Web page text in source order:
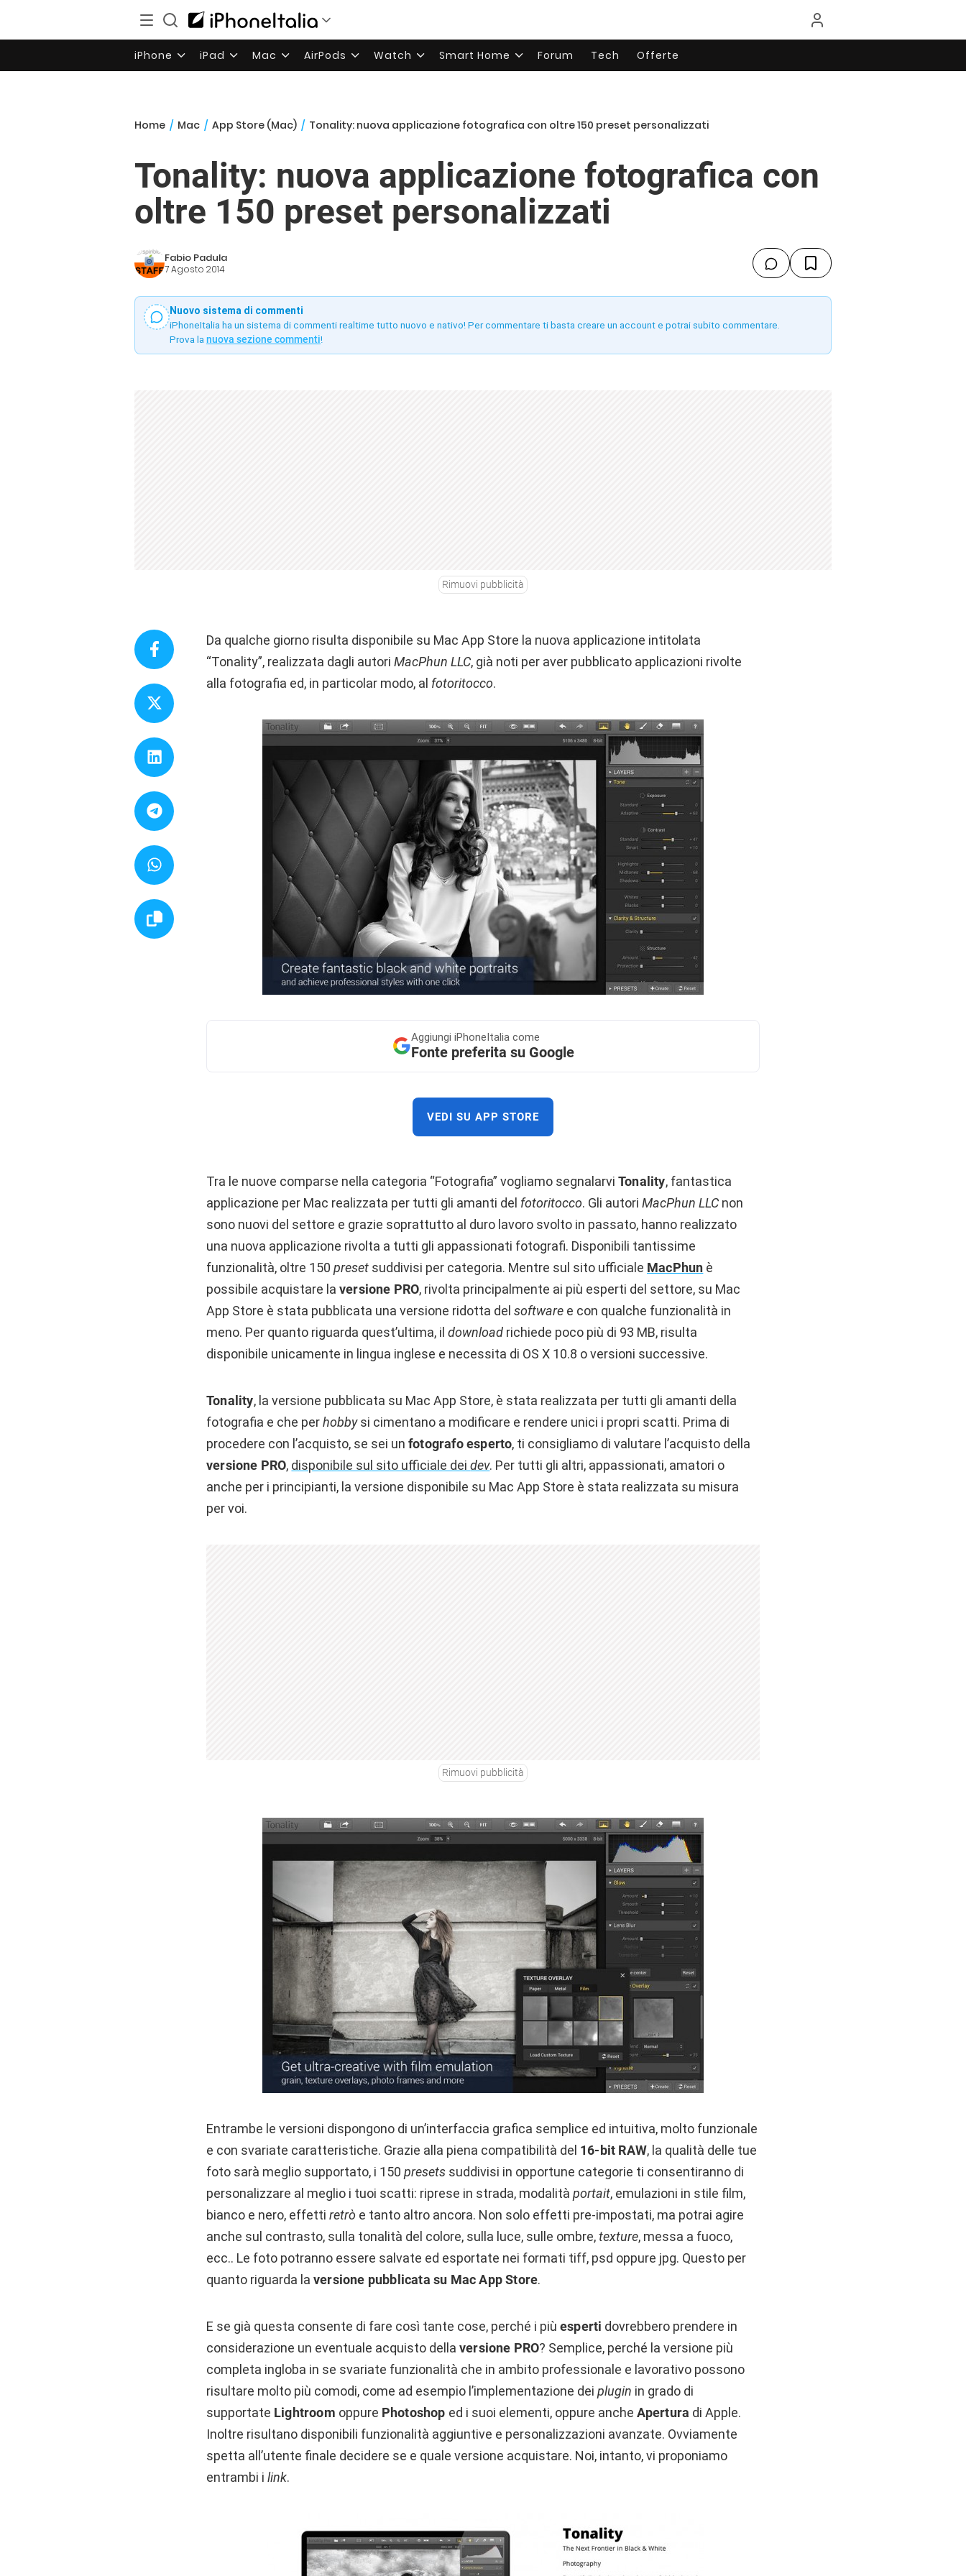
iPhone iPad Mac AirPods Watch Smart Home Forum Tech Offerte
Home / Mac / App Store (Mac) / Tonality: nuova applicazione fotografica con oltre 150 preset personalizzati
Tonality: nuova applicazione fotografica con
oltre 150 preset personalizzati
Fabio Padula
7 Agosto 2014
Nuovo sistema di commenti
iPhoneItalia ha un sistema di commenti realtime tutto nuovo e nativo! Per commentare ti basta creare un account e potrai subito commentare.
Prova la nuova sezione commenti!
Rimuovi pubblicità
Da qualche giorno risulta disponibile su Mac App Store la nuova applicazione intitolata
“Tonality”, realizzata dagli autori MacPhun LLC, già noti per aver pubblicato applicazioni rivolte
alla fotografia ed, in particolar modo, al fotoritocco.
Aggiungi iPhoneItalia come
Fonte preferita su Google
VEDI SU APP STORE
Tra le nuove comparse nella categoria “Fotografia” vogliamo segnalarvi Tonality, fantastica
applicazione per Mac realizzata per tutti gli amanti del fotoritocco. Gli autori MacPhun LLC non
sono nuovi del settore e grazie soprattutto al duro lavoro svolto in passato, hanno realizzato
una nuova applicazione rivolta a tutti gli appassionati fotografi. Disponibili tantissime
funzionalità, oltre 150 preset suddivisi per categoria. Mentre sul sito ufficiale MacPhun è
possibile acquistare la versione PRO, rivolta principalmente ai più esperti del settore, su Mac
App Store è stata pubblicata una versione ridotta del software e con qualche funzionalità in
meno. Per quanto riguarda quest’ultima, il download richiede poco più di 93 MB, risulta
disponibile unicamente in lingua inglese e necessita di OS X 10.8 o versioni successive.
Tonality, la versione pubblicata su Mac App Store, è stata realizzata per tutti gli amanti della
fotografia e che perhobbysi cimentano a modificare e rendere unici i propri scatti. Prima di
procedere con l’acquisto, se sei un fotografo esperto, ti consigliamo di valutare l’acquisto della
versione PRO, disponibile sul sito ufficiale deidev. Per tutti gli altri, appassionati, amatori o
anche per i principianti, la versione disponibile su Mac App Store è stata realizzata su misura
per voi.
Rimuovi pubblicità
Entrambe le versioni dispongono di un’interfaccia grafica semplice ed intuitiva, molto funzionale
e con svariate caratteristiche. Grazie alla piena compatibilità del 16-bit RAW, la qualità delle tue
foto sarà meglio supportato, i 150 presets suddivisi in opportune categorie ti consentiranno di
personalizzare al meglio i tuoi scatti: riprese in strada, modalità portait, emulazioni in stile film,
bianco e nero, effetti retrò e tanto altro ancora. Non solo effetti pre-impostati, ma potrai agire
anche sul contrasto, sulla tonalità del colore, sulla luce, sulle ombre,texture, messa a fuoco,
ecc.. Le foto potranno essere salvate ed esportate nei formati tiff, psd oppure jpg. Questo per
quanto riguarda la versione pubblicata su Mac App Store.
E se già questa consente di fare così tante cose, perché i più esperti dovrebbero prendere in
considerazione un eventuale acquisto della versione PRO? Semplice, perché la versione più
completa ingloba in se svariate funzionalità che in ambito professionale e lavorativo possono
risultare molto più comodi, come ad esempio l’implementazione dei plugin in grado di
supportate Lightroom oppure Photoshop ed i suoi elementi, oppure anche Apertura di Apple.
Inoltre risultano disponibili funzionalità aggiuntive e personalizzazioni avanzate. Ovviamente
spetta all’utente finale decidere se e quale versione acquistare. Noi, intanto, vi proponiamo
entrambi i link.